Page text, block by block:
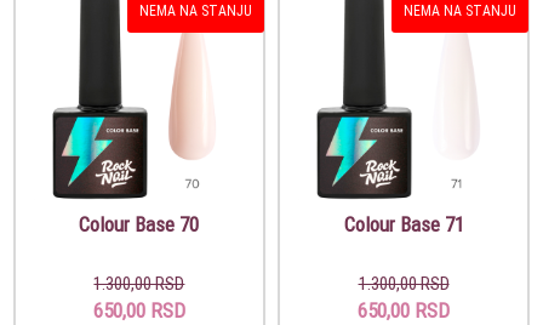
NEMA NA STANJU
Colour Base 70
1.300,00 RSD
650,00 RSD
NEMA NA STANJU
Colour Base 71
1.300,00 RSD
650,00 RSD